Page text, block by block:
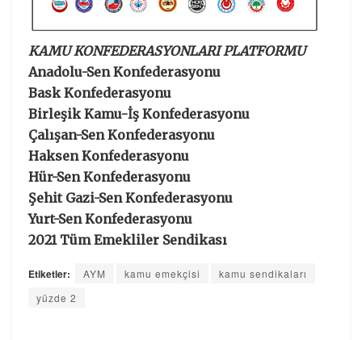
KAMU KONFEDERASYONLARI PLATFORMU
Anadolu-Sen Konfederasyonu
Bask Konfederasyonu
Birleşik Kamu-İş Konfederasyonu
Çalışan-Sen Konfederasyonu
Haksen Konfederasyonu
Hür-Sen Konfederasyonu
Şehit Gazi-Sen Konfederasyonu
Yurt-Sen Konfederasyonu
2021 Tüm Emekliler Sendikası
Etiketler: AYM kamu emekçisi
kamu sendikaları
yüzde 2